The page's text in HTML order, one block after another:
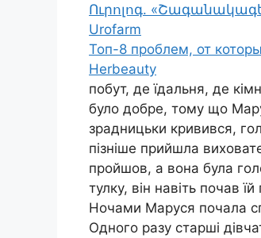
Ուրոլոգ.
Urofarm
Топ-8 проблем, от
Herbeauty
побут, де їдальня, де
було добре, тому що
зрадницьки кривився,
пізніше прийшла
пройшов, а вона була
тулку, він навіть почав
Ночами Маруся почала
Одного разу старші